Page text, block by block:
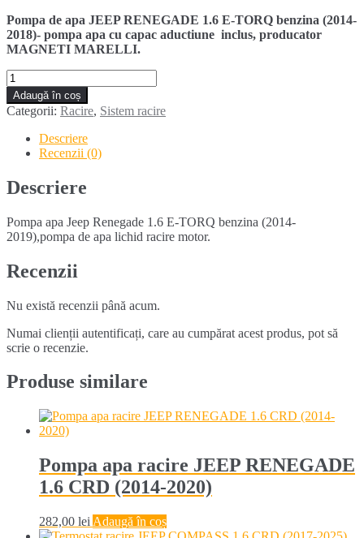
Pompa de apa JEEP RENEGADE 1.6 E-TORQ benzina (2014-
2018)- pompa apa cu capac aductiune inclus, producator
MAGNETI MARELLI.
Cantitate
Pompa
apa
JEEP
RENEGADE
TORQ
benzina
2019)
Adaugă în coș
Categorii: Racire, Sistem racire
Descriere
Recenzii (0)
Descriere
Pompa apa Jeep Renegade 1.6 E-TORQ benzina (2014-
2019),pompa de apa lichid racire motor.
Recenzii
Nu există recenzii până acum.
Numai clienții autentificați, care au cumpărat acest produs, pot să
scrie o recenzie.
Produse similare
Pompa apa racire JEEP RENEGADE
1.6 CRD (2014-2020)
282,00 lei Adaugă în coș